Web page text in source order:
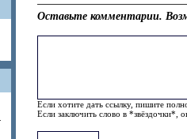
Оставьте комментарии.
Если хотите дать ссылку, пишите
Если заключить слово в *звёздочки*,